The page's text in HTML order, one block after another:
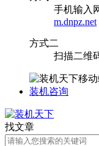
手机输入
m.dnpz.net
方式二
扫描二维
装机咨询
找文章